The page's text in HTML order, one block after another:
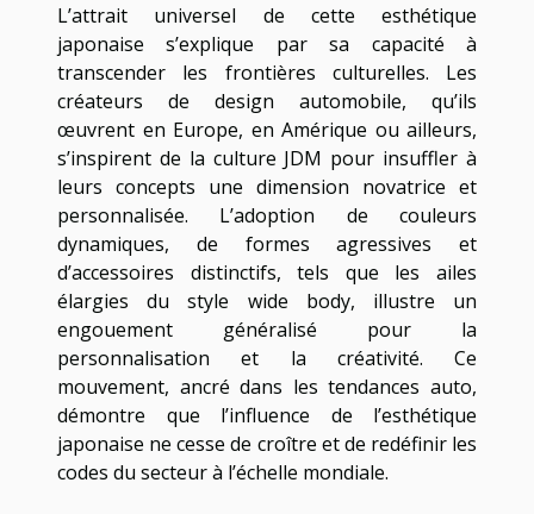
L’attrait universel de cette esthétique
japonaise s’explique par sa capacité à
transcender les frontières culturelles. Les
créateurs de design automobile, qu’ils
œuvrent en Europe, en Amérique ou ailleurs,
s’inspirent de la culture JDM pour insuffler à
leurs concepts une dimension novatrice et
personnalisée. L’adoption de couleurs
dynamiques, de formes agressives et
d’accessoires distinctifs, tels que les ailes
élargies du style wide body, illustre un
engouement généralisé pour la
personnalisation et la créativité. Ce
mouvement, ancré dans les tendances auto,
démontre que l’influence de l’esthétique
japonaise ne cesse de croître et de redéfinir les
codes du secteur à l’échelle mondiale.